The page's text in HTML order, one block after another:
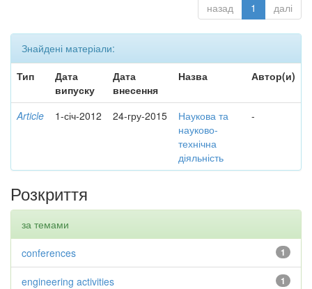
назад 1 далі
Знайдені матеріали:
Тип
Дата
випуску
Дата
внесення
Назва Автор(и)
Article 1-січ-2012 24-гру-2015
Наукова та
науково-
технічна
діяльність
-
Розкриття
за темами
1
conferences
1
engineering activities